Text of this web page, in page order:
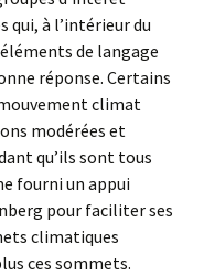
à l’intérieur du
de langage
réponse. Certains
climat
modérées et
qu’ils sont tous
fourni un appui
pour faciliter ses
climatiques
ces sommets.